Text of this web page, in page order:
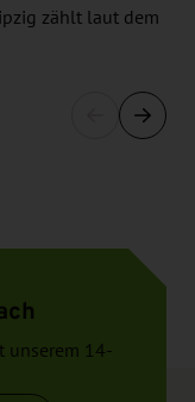
zählt laut dem
unserem 14-